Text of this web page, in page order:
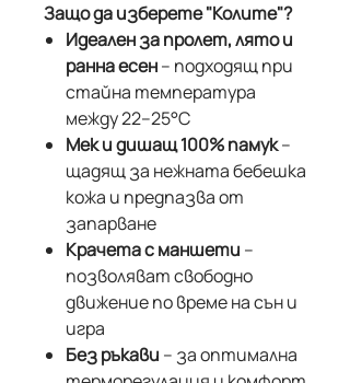
Защо да изберете "Колите"?
Идеален за пролет, лято и
ранна есен– подходящ при
стайна температура
между 22–25°С
Мек и дишащ 100% памук–
щадящ за нежната бебешка
кожа и предпазва от
запарване
Крачета с маншети –
позволяват свободно
движение по време на сън и
игра
Без ръкави – за оптимална